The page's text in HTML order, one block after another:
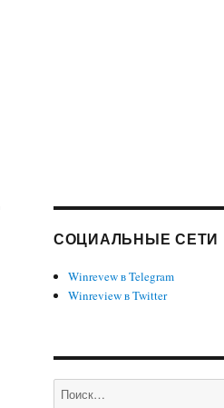
СОЦИАЛЬНЫЕ СЕТИ
Winrevew в Telegram
Winreview в Twitter
Искать: